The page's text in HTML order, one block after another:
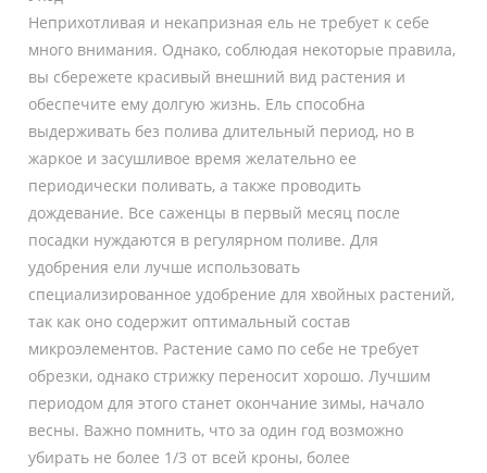
Неприхотливая и некапризная ель не требует к себе
много внимания. Однако, соблюдая некоторые правила,
вы сбережете красивый внешний вид растения и
обеспечите ему долгую жизнь. Ель способна
выдерживать без полива длительный период, но в
жаркое и засушливое время желательно ее
периодически поливать, а также проводить
дождевание. Все саженцы в первый месяц после
посадки нуждаются в регулярном поливе. Для
удобрения ели лучше использовать
специализированное удобрение для хвойных растений,
так как оно содержит оптимальный состав
микроэлементов. Растение само по себе не требует
обрезки, однако стрижку переносит хорошо. Лучшим
периодом для этого станет окончание зимы, начало
весны. Важно помнить, что за один год возможно
убирать не более 1/3 от всей кроны, более